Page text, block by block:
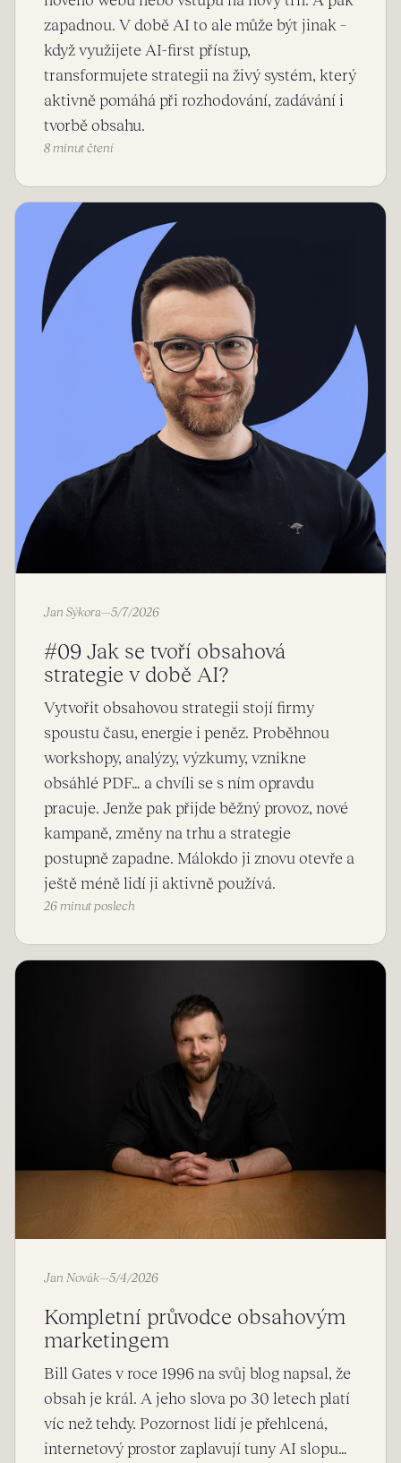
zapadnou. V době AI to ale může být jinak –
když využijete AI-first přístup,
transformujete strategii na živý systém, který
aktivně pomáhá při rozhodování, zadávání i
tvorbě obsahu.
8 minut čtení
Jan Sýkora—5/7/2026
#09 Jak se tvoří obsahová
strategie v době AI?
Vytvořit obsahovou strategii stojí firmy
spoustu času, energie i peněz. Proběhnou
workshopy, analýzy, výzkumy, vznikne
obsáhlé PDF… a chvíli se s ním opravdu
pracuje. Jenže pak přijde běžný provoz, nové
kampaně, změny na trhu a strategie
postupně zapadne. Málokdo ji znovu otevře a
ještě méně lidí ji aktivně používá.
26 minut poslech
Jan Novák—5/4/2026
Kompletní průvodce obsahovým
marketingem
Bill Gates v roce 1996 na svůj blog napsal, že
obsah je král. A jeho slova po 30 letech platí
víc než tehdy. Pozornost lidí je přehlcená,
internetový prostor zaplavují tuny AI slopu…